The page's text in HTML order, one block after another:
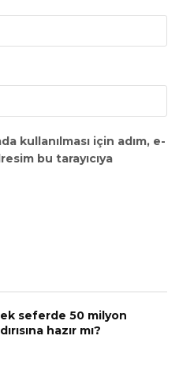
kullanılması için adım, e-
bu tarayıcıya
seferde 50 milyon
hazır mı?